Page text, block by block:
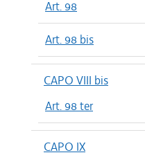
Art. 98
Art. 98 bis
CAPO VIII bis
Art. 98 ter
CAPO IX